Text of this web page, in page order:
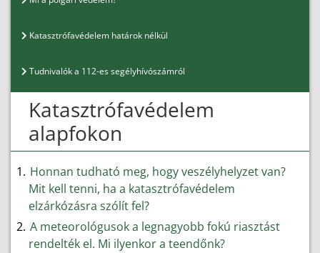
Katasztrófavédelem határok nélkül
Tudnivalók a 112-es segélyhívószámról
Katasztrófavédelem
alapfokon
Honnan tudható meg, hogy veszélyhelyzet van?
Mit kell tenni, ha a katasztrófavédelem
elzárkózásra szólít fel?
A meteorológusok a legnagyobb fokú riasztást
rendelték el. Mi ilyenkor a teendőnk?